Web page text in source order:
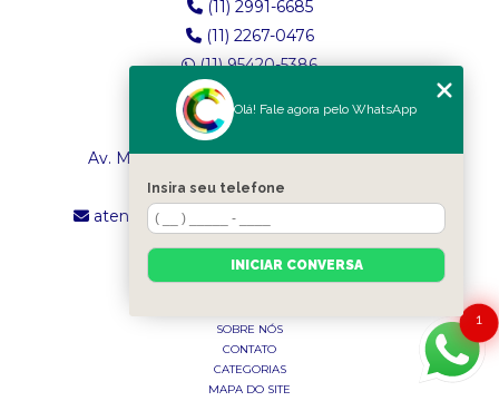
(11) 2991-6685
(11) 2267-0476
(11) 95420-5386
LOJA 2
Av. Maria Amália Lopes de Azevedo, 4260
(11) 2241-8434
atendimento.classictexturas@outlook.com
MENU
SOBRE NÓS
CONTATO
CATEGORIAS
MAPA DO SITE
1
Olá! Fale agora pelo WhatsApp
Insira seu telefone
INICIAR CONVERSA